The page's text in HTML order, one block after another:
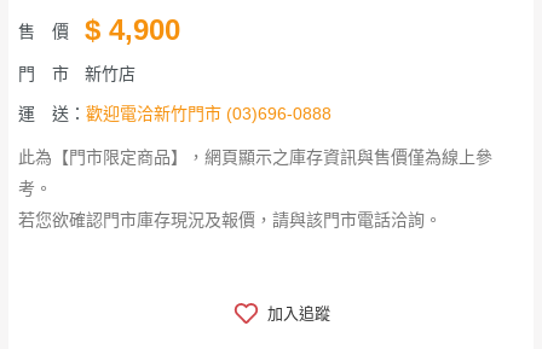
售 價 $ 4,900
門 市 新竹店
運 送： 歡迎電洽新竹門市 (03)696-0888
此為【門市限定商品】，網頁顯示之庫存資訊與售價僅為線上參
考。
若您欲確認門市庫存現況及報價，請與該門市電話洽詢。
加入追蹤